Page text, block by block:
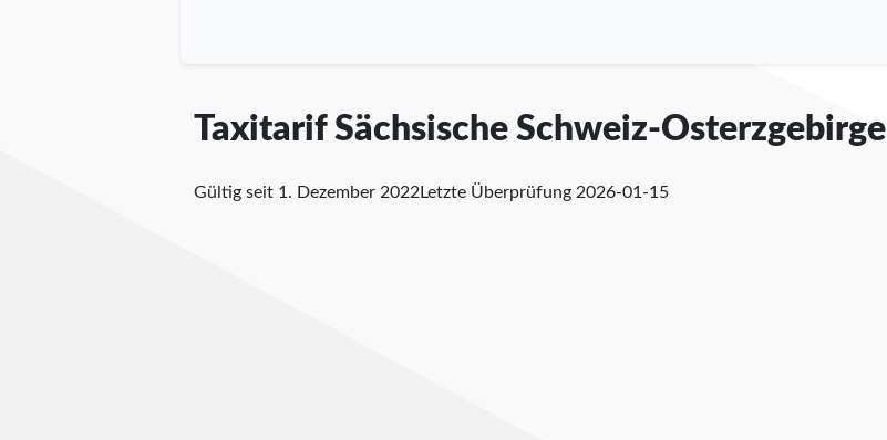
Taxitarif Sächsische Schweiz-Osterzgebirge
Gültig seit 1. Dezember 2022 Letzte Überprüfung 2026-01-15